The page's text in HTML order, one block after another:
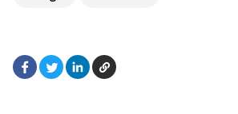
FacebookLinkedIn